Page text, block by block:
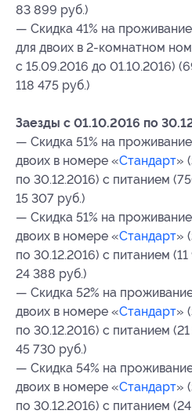
83 899 руб.)
— Скидка 41% на
для двоих в 2-комнатном
с 15.09.2016 до 01.10.2016)
118 475 руб.)
Заезды с 01.10.2016 по
— Скидка 51% на
двоих в номере «Стандарт»
по 30.12.2016) с питанием
15 307 руб.)
— Скидка 51% на
двоих в номере «Стандарт»
по 30.12.2016) с питанием
24 388 руб.)
— Скидка 52% на
двоих в номере «Стандарт»
по 30.12.2016) с питанием
45 730 руб.)
— Скидка 54% на
двоих в номере «Стандарт»
по 30.12.2016) с питанием